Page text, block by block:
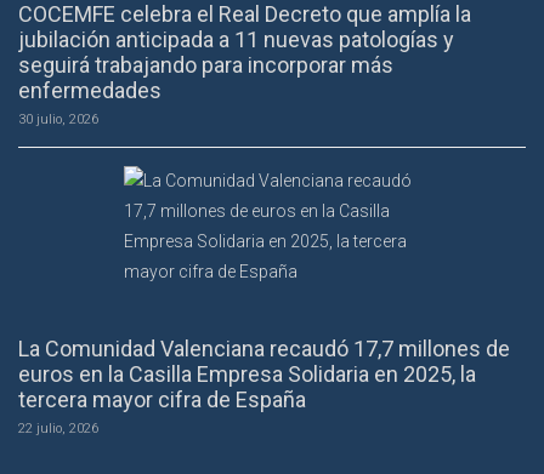
COCEMFE celebra el Real Decreto que amplía la
jubilación anticipada a 11 nuevas patologías y
seguirá trabajando para incorporar más
enfermedades
30 julio, 2026
La Comunidad Valenciana recaudó 17,7 millones de
euros en la Casilla Empresa Solidaria en 2025, la
tercera mayor cifra de España
22 julio, 2026